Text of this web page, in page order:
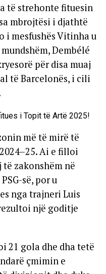
të strehonte fituesin
mbrojtësi i djathtë
i mesfushës Vitinha u
Dembélé
për disa muaj
të Barcelonës, i cili
më të mirë të
Ai e filloi
zakonshëm në
së, por u
nga trajneri Luis
një goditje
21 gola dhe dha tetë
çmimin e